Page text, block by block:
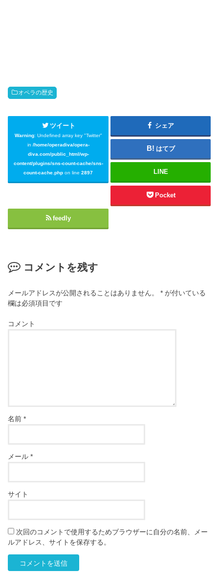
オペラの歴史
ツイート
Warning: Undefined array key "Twitter"
in /home/operadiva/opera-
diva.com/public_html/wp-
content/plugins/sns-count-cache/sns-
count-cache.php on line2897
シェア
はてブ
LINE
Pocket
feedly
コメントを残す
メールアドレスが公開されることはありません。 * が付いている
欄は必須項目です
コメント
名前*
メール*
サイト
次回のコメントで使用するためブラウザーに自分の名前、メー
ルアドレス、サイトを保存する。